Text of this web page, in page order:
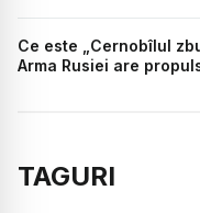
Ce este „Cernobîlul
Arma Rusiei are
TAGURI